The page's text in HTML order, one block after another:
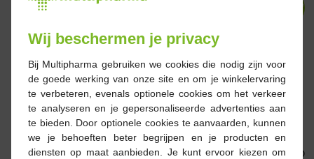
€ 15,95
€ 28,50
Avène zon SPF30 olie
200ml
-43%*
€ 15,95
€ 28,00
Avene zon
SPF50+minerale melk
hoge bescherming
100ml
Wij beschermen je privacy
Bij Multipharma gebruiken we cookies die nodig zijn voor
de goede werking van onze site en om je winkelervaring
te verbeteren, evenals optionele cookies om het verkeer
te analyseren en je gepersonaliseerde advertenties aan
te bieden. Door optionele cookies te aanvaarden, kunnen
we je behoeften beter begrijpen en je producten en
diensten op maat aanbieden. Je kunt ervoor kiezen om